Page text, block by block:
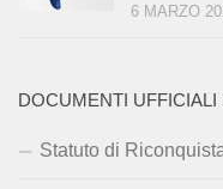
6 MARZO
DOCUMENTI UFFICIALI
Statuto di